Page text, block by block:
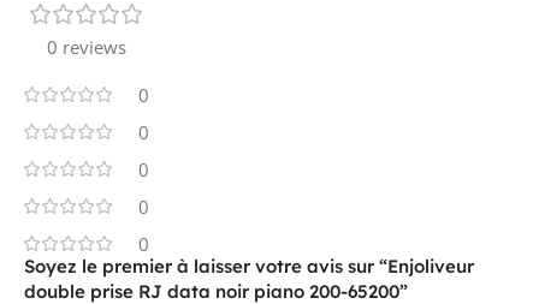
0 reviews
0
0
0
0
0
Soyez le premier à laisser votre avis sur “Enjoliveur
double prise RJ data noir piano 200-65200”